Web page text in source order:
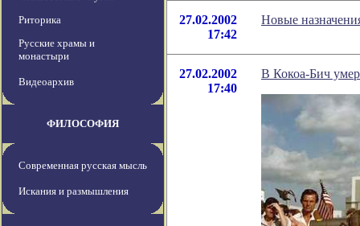
Риторика
Русские храмы и
монастыри
Видеоархив
ФИЛОСОФИЯ
Современная русская мысль
Искания и размышления
27.02.2002
17:42
Новые
27.02.2002
17:40
В Кокоа-Бич